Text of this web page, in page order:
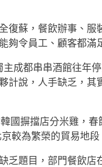
復蘇，餐飲辦事、服
夠令員工、顧客都
主成都串串酒館往年
計說，人手缺乏，
國摒擋店分米雞，
較為繁榮的貿易地
乏題目，部門餐飲